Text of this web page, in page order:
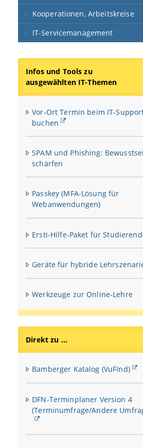
Kooperationen, Arbeitskreise
IT-Servicemanagement
Infos und Tools zu
ausgewählten IT-Themen
Vor-Ort Termin beim IT-
buchen
SPAM und Phishing:
schärfen
Passkey (MFA-Lösung für
Webanwendungen)
Ersti-Hilfe-Paket für
Geräte für hybride
Werkzeuge zur Online-Lehre
Direkt zu ...
Bamberger Katalog (VuFInd)
DFN-Terminplaner Version 4
(Terminumfrage/Andere